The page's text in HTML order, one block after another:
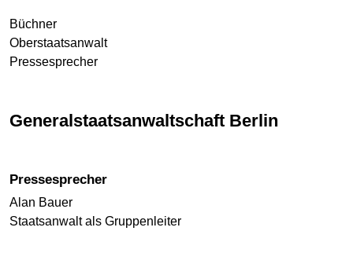
Büchner
Oberstaatsanwalt
Pressesprecher
Generalstaats­anwalt­schaft Berlin
Pressesprecher
Alan Bauer
Staatsanwalt als Gruppenleiter